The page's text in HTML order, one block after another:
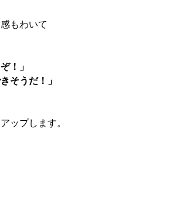
もわいて
！」
そうだ！」
ップします。